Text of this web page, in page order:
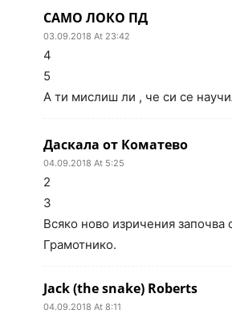
САМО ЛОКО ПД
03.09.2018 At 23:42
4
5
А ти мислиш ли , че си се
Даскала от Коматево
04.09.2018 At 5:25
2
3
Всяко ново изричения започва
Грамотнико.
Jack (the snake) Roberts
04.09.2018 At 8:11